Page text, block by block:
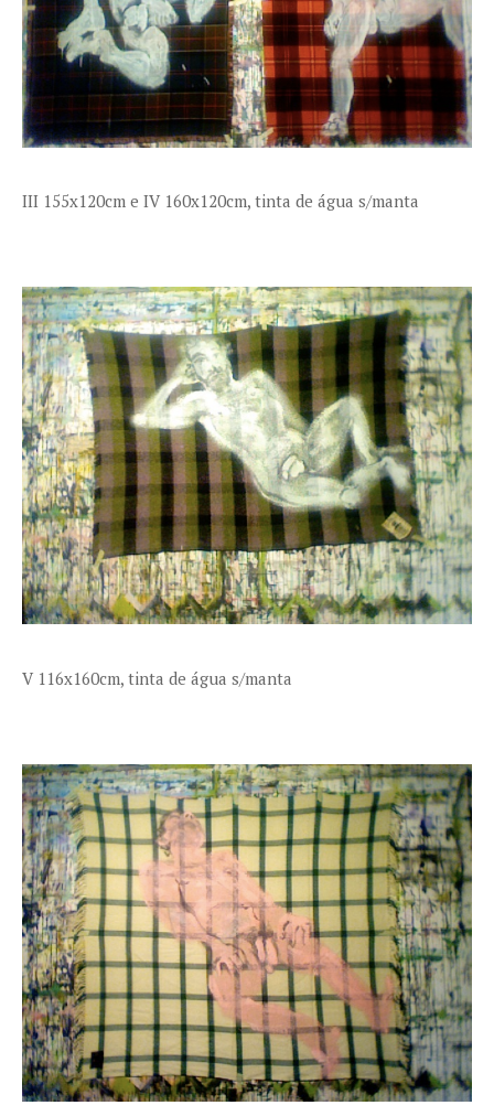
III 155x120cm e IV 160x120cm, tinta de água s/manta
V 116x160cm, tinta de água s/manta